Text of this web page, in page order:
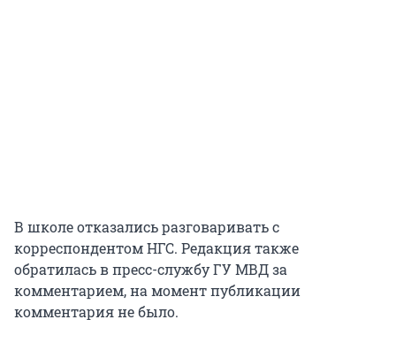
В школе отказались разговаривать с
корреспондентом НГС. Редакция также
обратилась в пресс-службу ГУ МВД за
комментарием, на момент публикации
комментария не было.